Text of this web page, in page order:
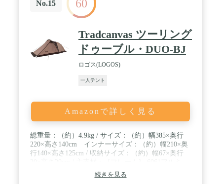
No.15 60
Tradcanvas ツーリング
ドゥーブル・DUO-BJ
ロゴス(LOGOS)
一人テント
Amazonで詳しく見る
総重量：（約）4.9kg / サイズ：（約）幅385×奥行
220×高さ140cm インナーサイズ：（約）幅210×奥
行140×高さ125cm / 収納サイズ：（約）幅67×奥行
［フライシート］難燃性バルキーポリタフタ（耐水
圧2000mm、UV-CUT加工） ［インナーシート］ポ
続きを見る